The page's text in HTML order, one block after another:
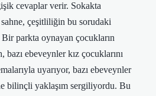
cevaplar verir. Sokakta
çeşitliliğin bu sorudaki
Bir parkta oynayan çocukların
ebeveynler kız çocuklarını
uyarıyor, bazı ebeveynler
bilinçli yaklaşım sergiliyordu. Bu